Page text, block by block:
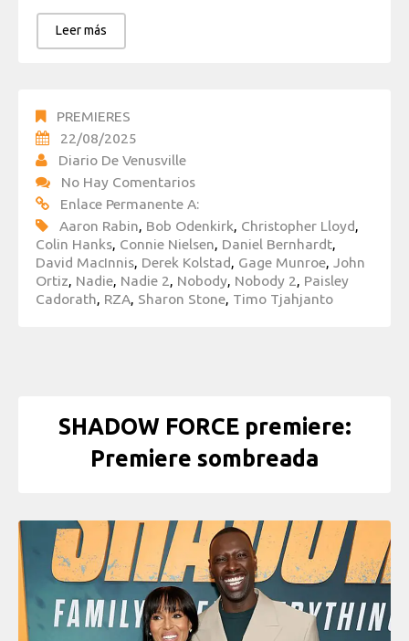
Leer más
PREMIERES
22/08/2025
Diario De Venusville
No Hay Comentarios
Enlace Permanente A:
Aaron Rabin, Bob Odenkirk, Christopher Lloyd,
Colin Hanks, Connie Nielsen, Daniel Bernhardt,
David MacInnis, Derek Kolstad, Gage Munroe, John
Ortiz, Nadie, Nadie 2, Nobody, Nobody 2, Paisley
Cadorath, RZA, Sharon Stone, Timo Tjahjanto
SHADOW FORCE premiere:
Premiere sombreada